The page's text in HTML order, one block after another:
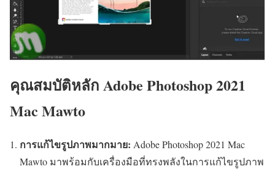
คุณสมบัติหลัก Adobe Photoshop 2021
Mac Mawto
การแก้ไขรูปภาพมากมาย: Adobe Photoshop 2021 Mac
Mawto มาพร้อมกับเครื่องมือที่ทรงพลังในการแก้ไขรูปภาพ